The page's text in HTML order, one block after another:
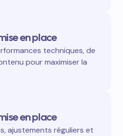
en place
techniques, de
pour maximiser la
en place
ajustements réguliers et